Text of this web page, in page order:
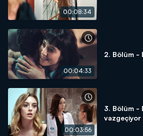
00:08:34
00:04:33
2. Bölüm -
00:03:56
3. Bölüm -
vazgeçiyor